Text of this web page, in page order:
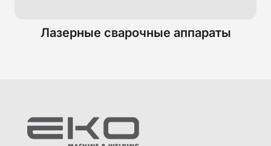
Лазерные сварочные аппараты